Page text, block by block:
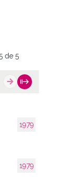
de 5
1979
1979